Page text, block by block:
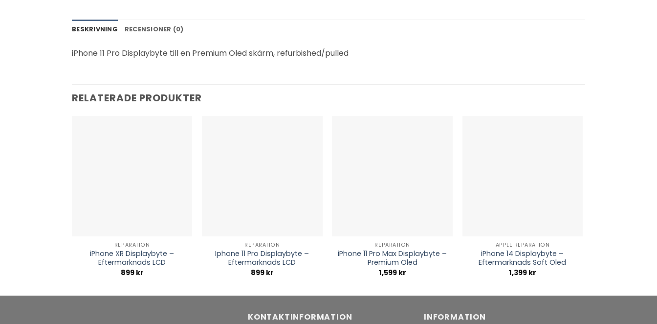
BESKRIVNING RECENSIONER (0)
iPhone 11 Pro Displaybyte till en Premium Oled skärm, refurbished/pulled
RELATERADE PRODUKTER
REPARATION
iPhone XR Displaybyte –
Eftermarknads LCD
899 kr
REPARATION
Iphone 11 Pro Displaybyte –
Eftermarknads LCD
899 kr
REPARATION
iPhone 11 Pro Max Displaybyte –
Premium Oled
1,599 kr
APPLE REPARATION
iPhone 14 Displaybyte –
Eftermarknads Soft Oled
1,399 kr
KONTAKTINFORMATION INFORMATION